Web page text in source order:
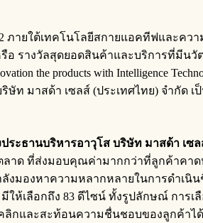
ภายใต้เทคโนโลยีสกายแอคทีฟและคว
หรือ รางวัลสุดยอดสินค้าและบริการที่
the products with Intelligence
ษัท มาสด้า เซลส์ (ประเทศไทย) จำกั
ระธานบริหารอาวุโส บริษัท มาสด้า เซล
ด ที่ส่งมอบคุณค่ามากกว่าที่ลูกค้าคาดห
งมองหาความหลากหลายในการดำเนิ
ให้เลือกถึง 83 ดีไซน์ ทั้งรูปลักษณ์ การ
ลิกและสะท้อนความชื่นชอบของลูกค้า